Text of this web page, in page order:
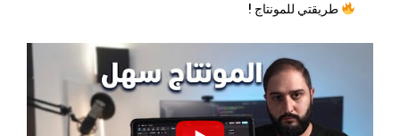
طريقتي للمونتاج !